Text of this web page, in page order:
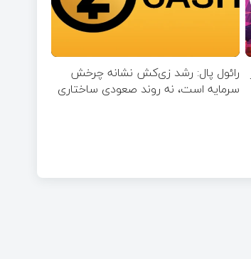
رائول پال: رشد زی‌کش نشانه چرخش
سرمایه است، نه روند صعودی ساختاری